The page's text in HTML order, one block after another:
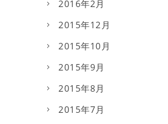
2016年2月
2015年12月
2015年10月
2015年9月
2015年8月
2015年7月